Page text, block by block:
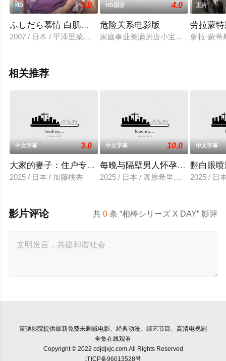
HD 3.0
ふしだら慕情 白肌を舐める舌
2007 / 日本 / 平泽里菜子,,华泽柠檬,淡島小鞠,池岛丰岡田智宏
HD国语 4.0
危险关系电影版
家庭事业美满的唐小宝拥有一颗不安
正片
劳拉蒙
萝拉·蒙
相关推荐
中文字幕 3.0
大家的妻子：住户专用洞口
2025 / 日本 / 加藤桃香
中文字幕 10.0
每晚与隔壁男人怀孕性爱
2025 / 日本 / 舞原希里,佐川金二
中文字幕
翻白眼
2025 / 日
共0 条 “相棒シリーズ X DAY” 影评
影片评论
策驰影院提供最新免费未删减电影、经典动漫、综艺节目、高清电视剧
全集在线观看
Copyright © 2022 cdjdjxjc.com All Rights Reserved
辽ICP备96013528号